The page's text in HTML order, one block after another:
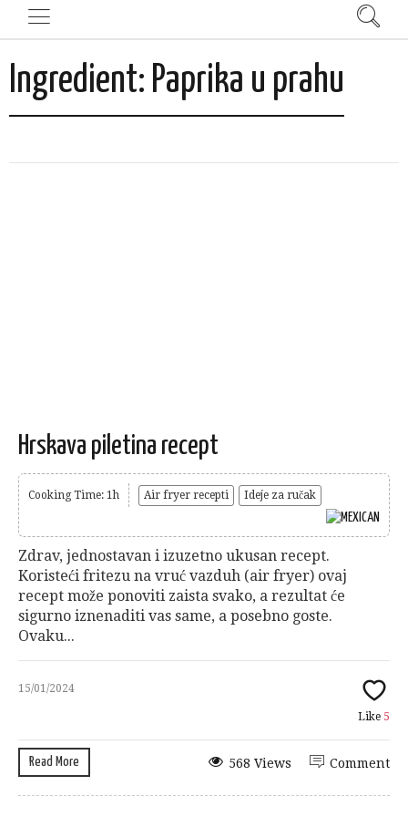
Ingredient: Paprika u prahu
Hrskava piletina recept
Cooking Time: 1h Air fryer recepti Ideje za ručak
Zdrav, jednostavan i izuzetno ukusan recept.
Koristeći fritezu na vruć vazduh (air fryer) ovaj
recept može ponoviti zaista svako, a rezultat će
sigurno iznenaditi vas same, a posebno goste.
Ovaku...
15/01/2024
Like 5
Read More Comment
568 Views